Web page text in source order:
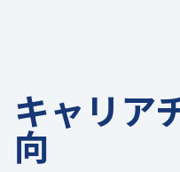
キャリア
向